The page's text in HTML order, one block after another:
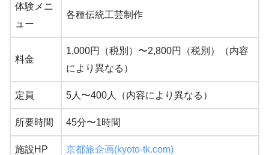
体験メニ
ュー
各種伝統工芸制作
料金
1,000円（税別）〜2,800円（税別）（内容
により異なる）
定員 5人〜400人（内容により異なる）
所要時間 45分〜1時間
施設HP 京都旅企画(kyoto-tk.com)